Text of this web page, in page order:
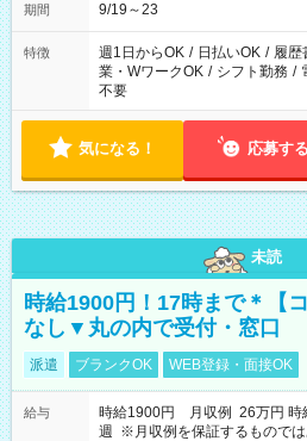
期間 9/19～23
特徴 週1日からOK / 日払いOK / 履歴
業・WワークOK / シフト勤務 /
不要
気になる！ 応募する
未読
時給1900円！17時まで＊【
なし▼丸の内で受付・窓口
派遣 ブランクOK WEB登録・面接OK
給与
時給1900円 月収例 26万円 時
週 ※月収例を保証するもので